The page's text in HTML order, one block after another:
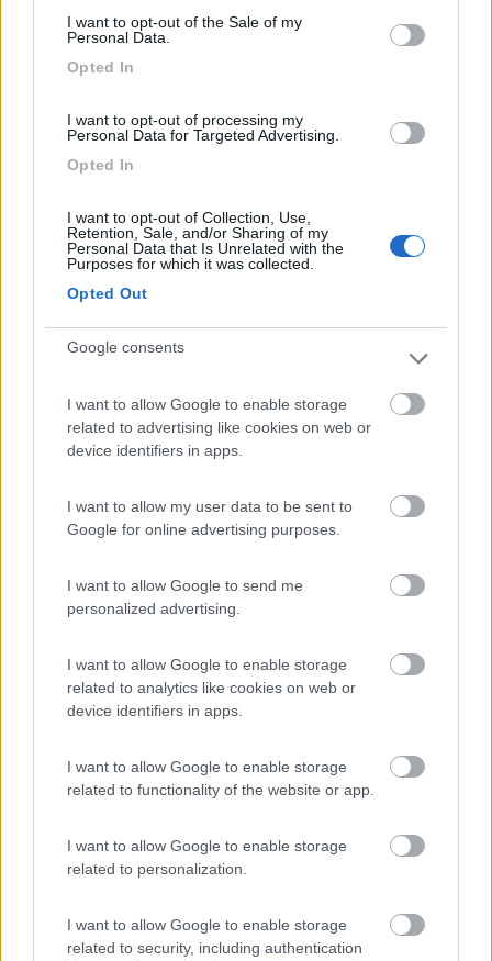
I want to opt-out of the Sale of my
Personal Data.
Opted In
I want to opt-out of processing my
Personal Data for Targeted Advertising.
Opted In
I want to opt-out of Collection, Use,
Retention, Sale, and/or Sharing of my
Personal Data that Is Unrelated with the
Purposes for which it was collected.
Opted Out
Google consents
I want to allow Google to enable storage
related to advertising like cookies on web or
device identifiers in apps.
I want to allow my user data to be sent to
Google for online advertising purposes.
I want to allow Google to send me
personalized advertising.
I want to allow Google to enable storage
related to analytics like cookies on web or
device identifiers in apps.
I want to allow Google to enable storage
related to functionality of the website or app.
I want to allow Google to enable storage
related to personalization.
I want to allow Google to enable storage
related to security, including authentication
gigielda 01/08/2017 23:52
Caratteristiche Servizi
Segnalati nei dintorni
7.1 Camping Belmare
Campeggio
6.6 Continental
Marina di Castagneto Carducci